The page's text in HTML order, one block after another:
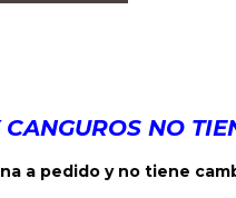
NO
a pedido y no tiene